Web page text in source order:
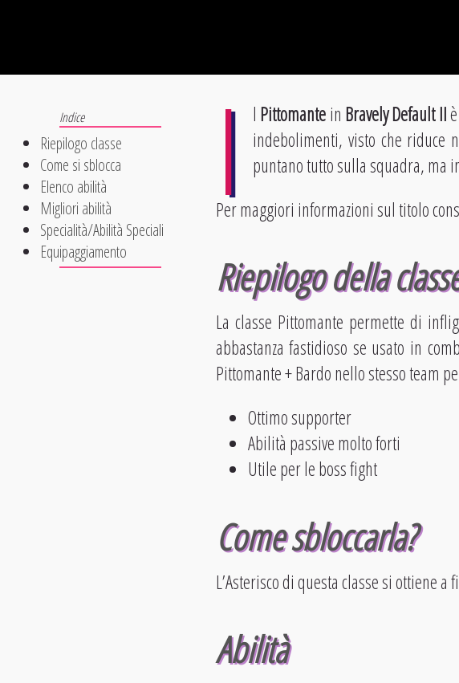
I l Pittomantein Bravely Default II
indebolimenti, visto che riduce
puntano tutto sulla squadra, ma
Per maggiori informazioni sul titolo
Riepilogo classe
Come si sblocca
Elenco abilità
Migliori abilità
Specialità/Abilità Speciali
Equipaggiamento
Riepilogo della
La classe Pittomante permette di
abbastanza fastidioso se usato in
Pittomante + Bardo nello stesso team
Ottimo supporter
Abilità passive molto forti
Utile per le boss fight
Come sbloccarla?
L’Asterisco di questa classe si ottiene
Abilità